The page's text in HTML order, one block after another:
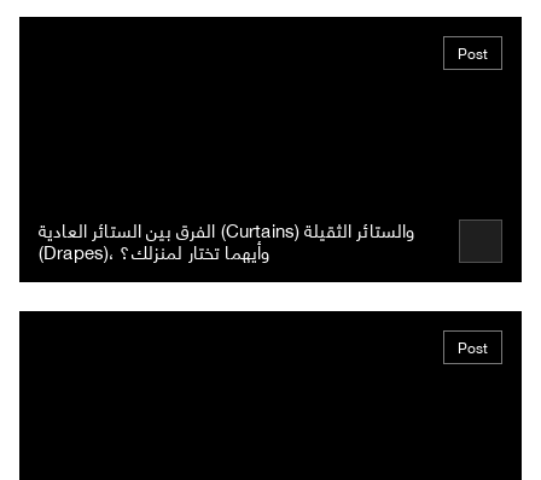
Post
الفرق بين الستائر العادية (Curtains) والستائر الثقيلة
(Drapes)، وأيهما تختار لمنزلك؟
Post